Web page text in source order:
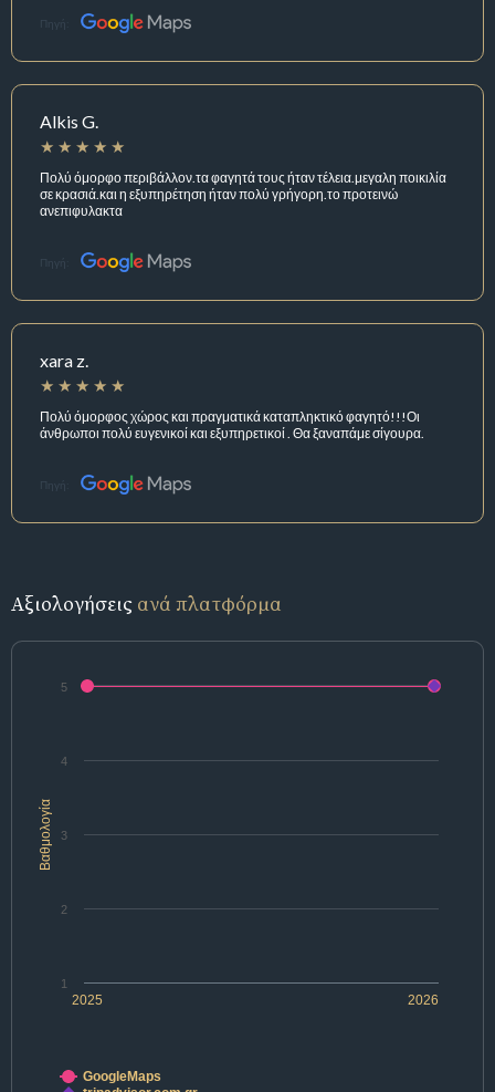
Πηγή:
Alkis G.
Πολύ όμορφο περιβάλλον.τα φαγητά τους ήταν τέλεια.μεγαλη ποικιλία
σε κρασιά.και η εξυπηρέτηση ήταν πολύ γρήγορη.το προτεινώ
ανεπιφυλακτα
Πηγή:
xara z.
Πολύ όμορφος χώρος και πραγματικά καταπληκτικό φαγητό!!!Οι
άνθρωποι πολύ ευγενικοί και εξυπηρετικοί . Θα ξαναπάμε σίγουρα.
Πηγή:
Αξιολογήσεις ανά πλατφόρμα
Βαθμολογία
2025 2026
1
2
3
4
5
GoogleMaps